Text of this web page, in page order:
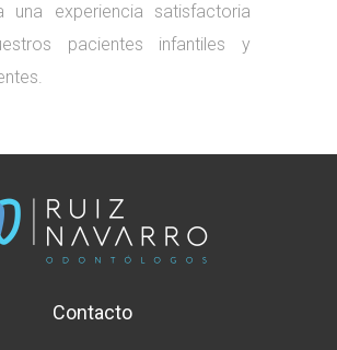
una experiencia satisfactoria
pacientes infantiles y
Contacto